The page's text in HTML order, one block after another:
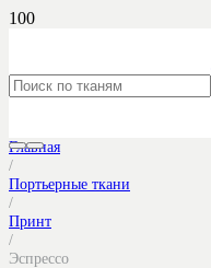
Главная
/
Портьерные ткани
/
Принт
/
Эспрессо